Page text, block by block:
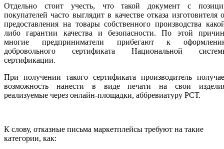
Отдельно стоит учесть, что такой документ с
покупателей часто выглядит в качестве отказа изготовителя
предоставления на товары собственного производства
либо гарантии качества и безопасности. По этой
многие предприниматели прибегают к
добровольного сертификата Национальной
сертификации.
При получении такого сертификата производитель
возможность нанести в виде печати на свои
реализуемые через онлайн-площадки, аббревиатуру РСТ.
К слову, отказные письма маркетплейсы требуют на такие
категории, как: